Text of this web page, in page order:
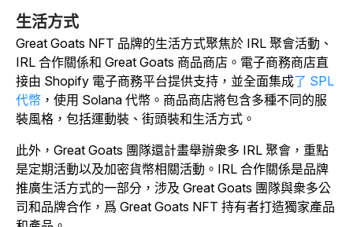
生活方式
Great Goats NFT 品牌的生活方式聚焦於 IRL 聚會活動、
IRL 合作關係和 Great Goats 商品商店。電子商務商店直
接由 Shopify 電子商務平台提供支持，並全面集成了 SPL
代幣 ，使用 Solana 代幣。商品商店將包含多種不同的服
裝風格，包括運動裝、街頭裝和生活方式。
此外，Great Goats 團隊還計畫舉辦衆多 IRL 聚會，重點
是定期活動以及加密貨幣相關活動。IRL 合作關係是品牌
推廣生活方式的一部分，涉及 Great Goats 團隊與衆多公
司和品牌合作，爲 Great Goats NFT 持有者打造獨家產品